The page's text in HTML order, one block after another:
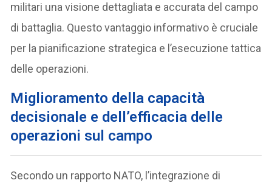
militari una visione dettagliata e accurata del campo
di battaglia. Questo vantaggio informativo è cruciale
per la pianificazione strategica e l’esecuzione tattica
delle operazioni.
Miglioramento della capacità
decisionale e dell’efficacia delle
operazioni sul campo
Secondo un rapporto NATO, l’integrazione di